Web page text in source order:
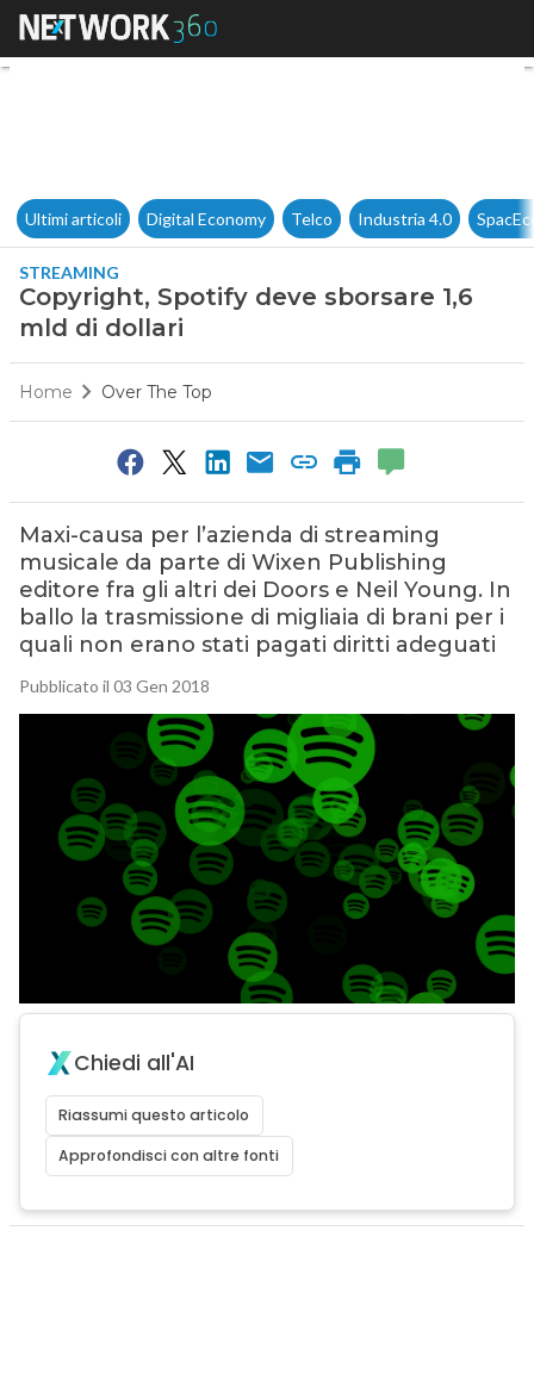
Copyright, Spotify deve
Ultimi articoli Digital Economy Telco Industria 4.0
STREAMING
Copyright, Spotify deve sborsare 1,6
mld di dollari
Home Over The Top
Maxi-causa per l’azienda di streaming
musicale da parte di Wixen Publishing
editore fra gli altri dei Doors e Neil Young. In
ballo la trasmissione di migliaia di brani per i
quali non erano stati pagati diritti adeguati
Pubblicato il 03 Gen 2018
Chiedi all'AI
Riassumi questo articolo
Approfondisci con altre fonti